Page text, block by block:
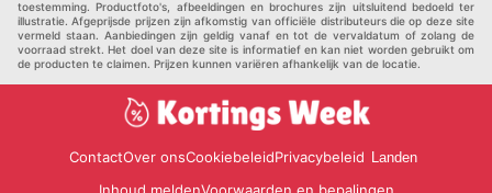
toestemming. Productfoto's, afbeeldingen en brochures zijn uitsluitend bedoeld ter
illustratie. Afgeprijsde prijzen zijn afkomstig van officiële distributeurs die op deze site
vermeld staan. Aanbiedingen zijn geldig vanaf en tot de vervaldatum of zolang de
voorraad strekt. Het doel van deze site is informatief en kan niet worden gebruikt om
de producten te claimen. Prijzen kunnen variëren afhankelijk van de locatie.
ContactOver onsCookiebeleidPrivacybeleid Landen